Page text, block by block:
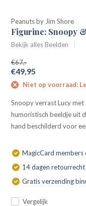
Peanuts by Jim Shore
Figurine: Snoopy
Bekijk alles Beelden
€67,-
€49,95
Niet op voorraad:
Snoopy verrast Lucy
humoristisch beeldje uit
hand beschilderd voor
MagicCard
14 dagen retourrecht
Gratis verzending
Vergelijk